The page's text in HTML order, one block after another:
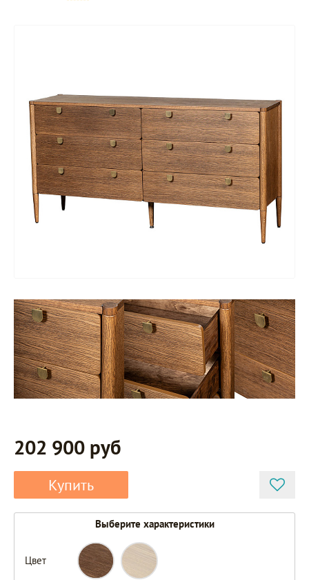
202 900 руб
Купить
Выберите характеристики
Цвет
26017.01